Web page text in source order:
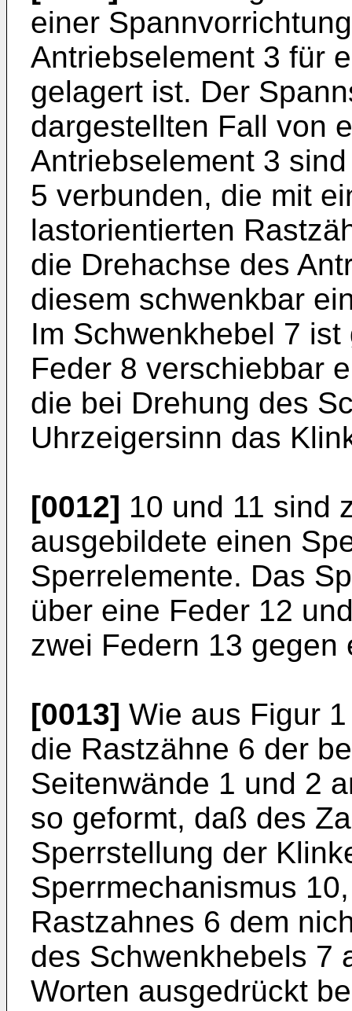
einer
Antriebselement 3 für
gelagert ist. Der
dargestellten Fall von
Antriebselement 3
5 verbunden, die mit
lastorientierten
die Drehachse des
diesem schwenkbar
Im Schwenkhebel 7
Feder 8 verschiebbar
die bei Drehung des
Uhrzeigersinn das
[0012] 10 und 11 sind
ausgebildete einen
Sperrelemente. Das
über eine Feder 12
zwei Federn 13 gegen
[0013] Wie aus Figur
die Rastzähne 6 der
Seitenwände 1 und 2
so geformt, daß des
Sperrstellung der
Sperrmechanismus
Rastzahnes 6 dem
des Schwenkhebels 7
Worten ausgedrückt